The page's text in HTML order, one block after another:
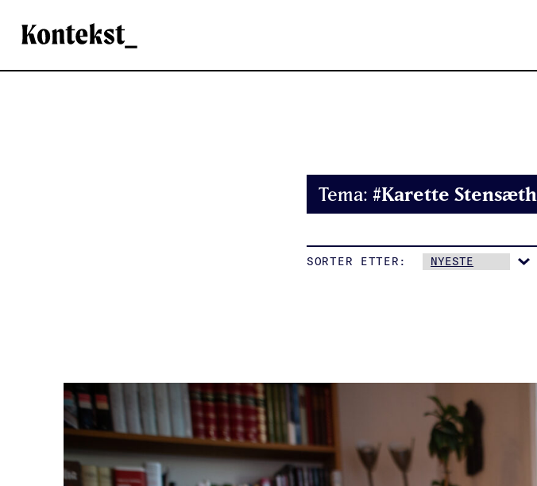
Kontekst
Tema: #Karette Stensæth
SORTER ETTER: